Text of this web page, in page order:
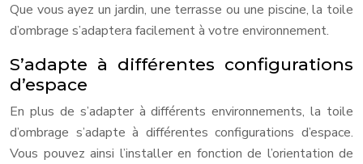
Que vous ayez un jardin, une terrasse ou une piscine, la toile
d’ombrage s’adaptera facilement à votre environnement.
S’adapte à différentes configurations
d’espace
En plus de s’adapter à différents environnements, la toile
d’ombrage s’adapte à différentes configurations d’espace.
Vous pouvez ainsi l’installer en fonction de l’orientation de